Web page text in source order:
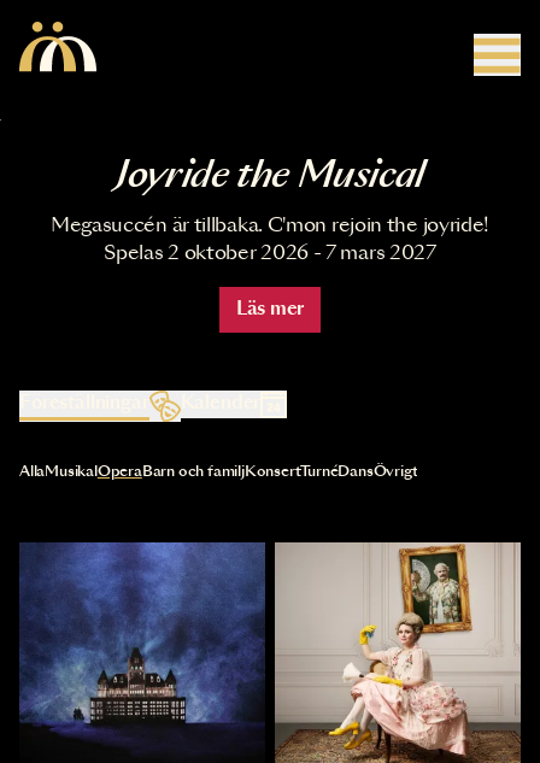
Joyride the Musical
Megasuccén är tillbaka. C'mon rejoin the joyride!
Spelas 2 oktober 2026 - 7 mars 2027
Läs mer
Kalender
Val av kategori uppdaterar innehållet automatiskt
AllaMusikal OperaBarn och familjKonsertTurnéDansÖvrigt